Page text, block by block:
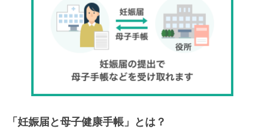
「 妊娠届と母子健康手帳 」とは？